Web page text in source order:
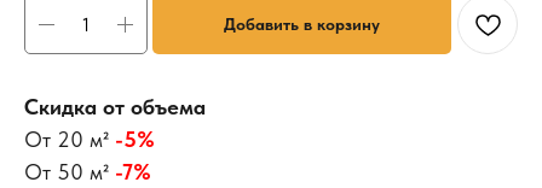
Добавить в корзину
Скидка от объема
От 20 м² -5%
От 50 м² -7%